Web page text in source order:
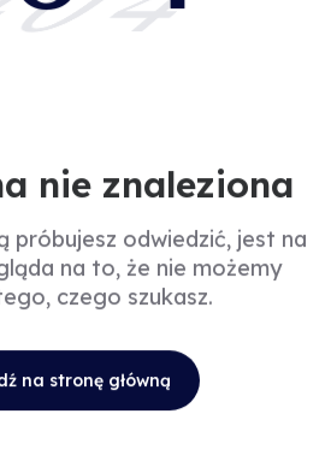
nie znaleziona
próbujesz odwiedzić, jest na
na to, że nie możemy
czego szukasz.
na stronę główną